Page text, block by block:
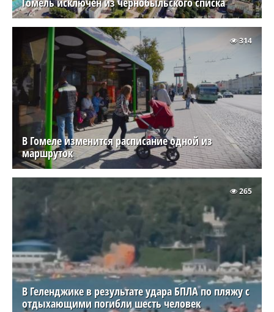
В Гомеле изменится расписание одной из
маршруток
314
В Геленджике в результате удара БПЛА по пляжу с
отдыхающими погибли шесть человек
265